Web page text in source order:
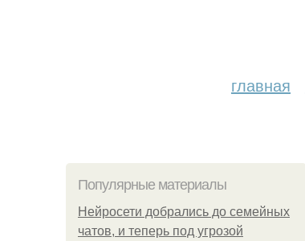
главная
Популярные материалы
Нейросети добрались до семейных
чатов, и теперь под угрозой